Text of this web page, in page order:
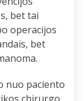
bet tai
operacijos
bet
nuo paciento